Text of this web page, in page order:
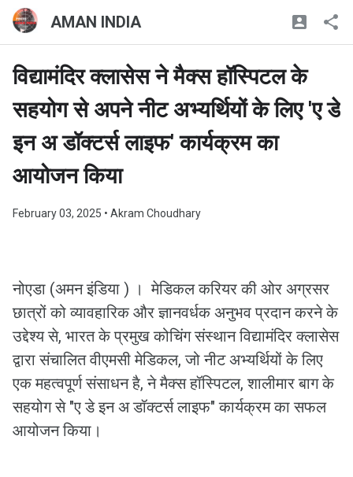
AMAN INDIA
विद्यामंदिर क्लासेस ने मैक्स हॉस्पिटल के
सहयोग से अपने नीट अभ्यर्थियों के लिए 'ए डे
इन अ डॉक्टर्स लाइफ' कार्यक्रम का
आयोजन किया
February 03, 2025 • Akram Choudhary
नोएडा (अमन इंडिया ) । मेडिकल करियर की ओर अग्रसर
छात्रों को व्यावहारिक और ज्ञानवर्धक अनुभव प्रदान करने के
उद्देश्य से, भारत के प्रमुख कोचिंग संस्थान विद्यामंदिर क्लासेस
द्वारा संचालित वीएमसी मेडिकल, जो नीट अभ्यर्थियों के लिए
एक महत्वपूर्ण संसाधन है, ने मैक्स हॉस्पिटल, शालीमार बाग के
सहयोग से "ए डे इन अ डॉक्टर्स लाइफ" कार्यक्रम का सफल
आयोजन किया।